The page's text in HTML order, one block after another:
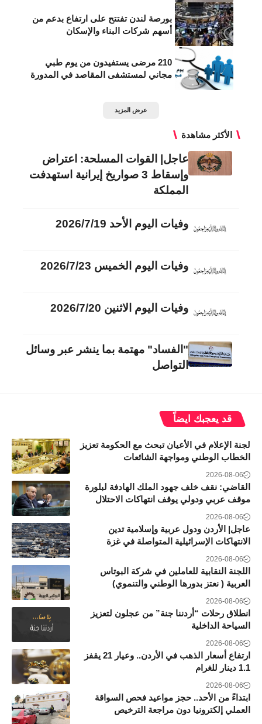
بورصة لندن تفتتح على ارتفاع بدعم من
أسهم شركات البناء والإسكان
210 مرضى يستفيدون من يوم طبي
مجاني لمستشفى المقاصد في المدورة
عرض المزيد
الأكثر مشاهدة
عاجل| القوات المسلحة: اعتراض
وإسقاط 3 صواريخ إيرانية استهدفت
المملكة
وفيات اليوم الأحد 2026/7/19
وفيات اليوم الخميس 2026/7/23
وفيات اليوم الاثنين 2026/7/20
"الفساد" مهتمة بما ينشر عبر وسائل
التواصل
قد يعجبك ايضاً
لجنة الإعلام في الأعيان تبحث مع الحكومة تعزيز
الخطاب الوطني ومواجهة الشائعات
2026-08-06
القاضي: نقف خلف جهود الملك الهادفة لبلورة
موقف عربي ودولي يوقف انتهاكات الاحتلال
2026-08-06
عاجل| الأردن ودول عربية وإسلامية تدين
الانتهاكات الإسرائيلية المتواصلة في غزة
2026-08-06
اللجنة النقابية للعاملين في شركة البوتاس
العربية ( نعتز بدورها الوطني والتنموي)
2026-08-06
انطلاق رحلات “أردننا جنة” من عجلون لتعزيز
السياحة الداخلية
2026-08-06
ارتفاع أسعار الذهب في الأردن.. وعيار 21 يقفز
1.1 دينار للغرام
2026-08-06
ابتداءً من الأحد.. حجز مواعيد فحص السواقة
العملي إلكترونيا دون مراجعة الترخيص